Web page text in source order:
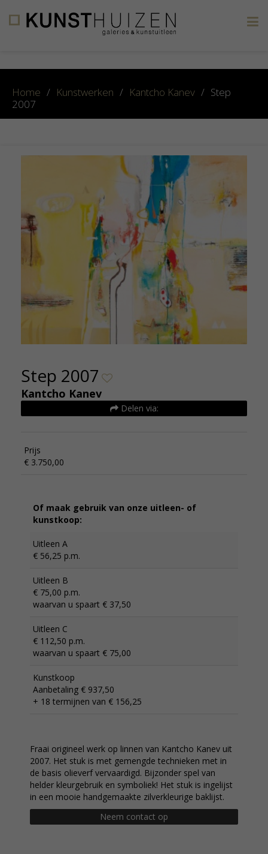
Home / Kunstwerken / Kantcho Kanev / Step
2007
Step 2007
Kantcho Kanev
Delen via:
Prijs
€ 3.750,00
Of maak gebruik van onze uitleen- of
kunstkoop:
Uitleen A
€ 56,25 p.m.
Uitleen B
€ 75,00 p.m.
waarvan u spaart € 37,50
Uitleen C
€ 112,50 p.m.
waarvan u spaart € 75,00
Kunstkoop
Aanbetaling € 937,50
+ 18 termijnen van € 156,25
Fraai origineel werk op linnen van Kantcho Kanev uit
2007. Het stuk is met gemengde technieken met in
de basis olieverf vervaardigd. Bijzonder spel van
helder kleurgebruik en symboliek! Het stuk is ingelijst
in een mooie handgemaakte zilverkleurige baklijst.
Neem contact op